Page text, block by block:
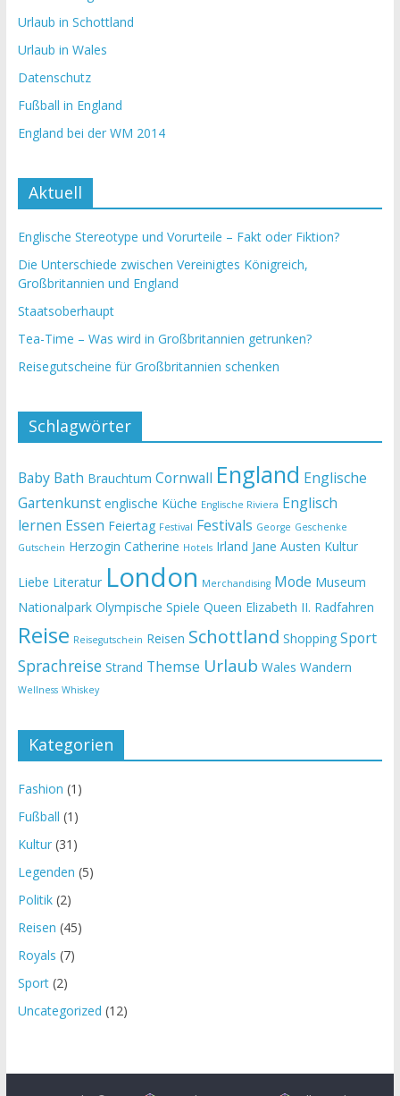
Urlaub in Schottland
Urlaub in Wales
Datenschutz
Fußball in England
England bei der WM 2014
Aktuell
Englische Stereotype und Vorurteile – Fakt oder Fiktion?
Die Unterschiede zwischen Vereinigtes Königreich,
Großbritannien und England
Staatsoberhaupt
Tea-Time – Was wird in Großbritannien getrunken?
Reisegutscheine für Großbritannien schenken
Schlagwörter
Baby Bath Brauchtum Cornwall England Englische
Gartenkunst englische Küche Englische Riviera Englisch
lernen Essen Feiertag Festival Festivals George Geschenke
Gutschein Herzogin Catherine Hotels Irland Jane Austen Kultur
Liebe Literatur London Merchandising Mode Museum
Nationalpark Olympische Spiele Queen Elizabeth II. Radfahren
Reise Reisegutschein Reisen Schottland Shopping Sport
Sprachreise Strand Themse Urlaub Wales Wandern
Wellness Whiskey
Kategorien
Fashion (1)
Fußball (1)
Kultur(31)
Legenden (5)
Politik(2)
Reisen (45)
Royals (7)
Sport(2)
Uncategorized (12)